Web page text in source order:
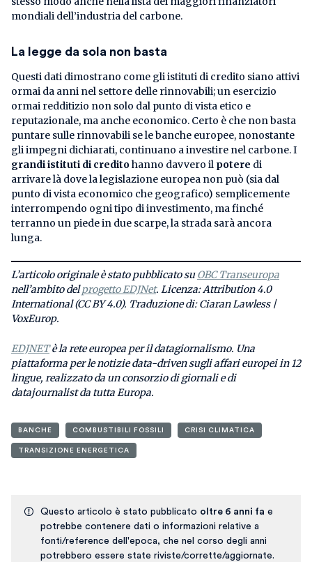
mondiali dell’industria del carbone.
La legge da sola non basta
Questi dati dimostrano come gli istituti di credito siano attivi
ormai da anni nel settore delle rinnovabili; un esercizio
ormai redditizio non solo dal punto di vista etico e
reputazionale, ma anche economico. Certo è che non basta
puntare sulle rinnovabili se le banche europee, nonostante
gli impegni dichiarati, continuano a investire nel carbone. I
grandi istituti di creditohanno davvero il potere di
arrivare là dove la legislazione europea non può (sia dal
punto di vista economico che geografico) semplicemente
interrompendo ogni tipo di investimento, ma finché
terranno un piede in due scarpe, la strada sarà ancora
lunga.
L’articolo originale è stato pubblicato suOBC Transeuropa
nell’ambito delprogetto EDJNet. Licenza: Attribution 4.0
International (CC BY 4.0). Traduzione di: Ciaran Lawless |
VoxEurop.
EDJNETè la rete europea per il datagiornalismo. Una
piattaforma per le notizie data-driven sugli affari europei in 12
lingue, realizzato da un consorzio di giornali e di
datajournalist da tutta Europa.
BANCHE COMBUSTIBILI FOSSILI CRISI CLIMATICA
TRANSIZIONE ENERGETICA
Questo articolo è stato pubblicato oltre 6 anni fa e
potrebbe contenere dati o informazioni relative a
fonti/reference dell'epoca, che nel corso degli anni
potrebbero essere state riviste/corrette/aggiornate.